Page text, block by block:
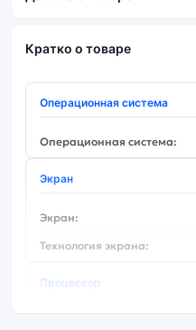
Кратко о товаре
Операционная система
Операционная система:
Экран
Экран:
Технология экрана:
Процессор